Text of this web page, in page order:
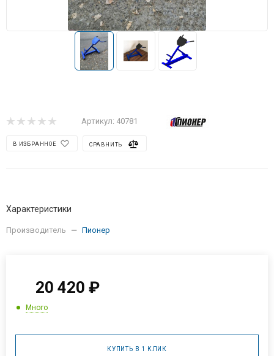
Артикул: 40781
В ИЗБРАННОЕ СРАВНИТЬ
Характеристики
Производитель — Пионер
20 420 ₽
Много
КУПИТЬ В 1 КЛИК